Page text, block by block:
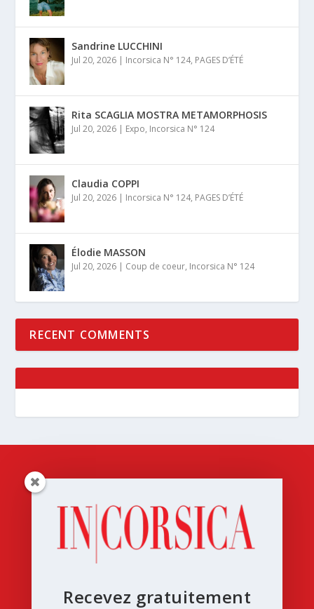
Sandrine LUCCHINI
Jul 20, 2026 | Incorsica N° 124, PAGES D’ÉTÉ
Rita SCAGLIA MOSTRA METAMORPHOSIS
Jul 20, 2026 | Expo, Incorsica N° 124
Claudia COPPI
Jul 20, 2026 | Incorsica N° 124, PAGES D’ÉTÉ
Élodie MASSON
Jul 20, 2026 | Coup de coeur, Incorsica N° 124
RECENT COMMENTS
Recevez gratuitement